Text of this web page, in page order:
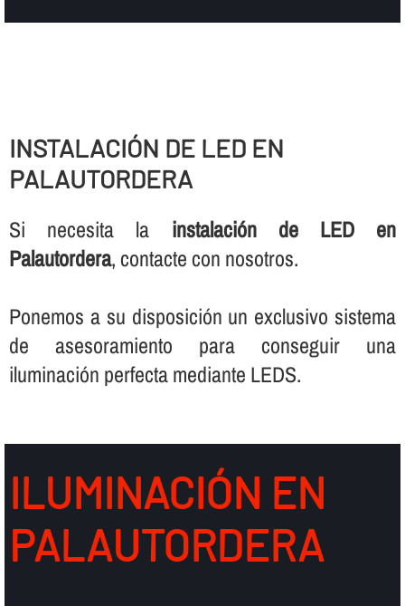
INSTALACIÓN DE LED EN
PALAUTORDERA
Si necesita la instalación de LED en
Palautordera, contacte con nosotros.
Ponemos a su disposición un exclusivo sistema
de asesoramiento para conseguir una
iluminación perfecta mediante LEDS.
ILUMINACIÓN EN
PALAUTORDERA